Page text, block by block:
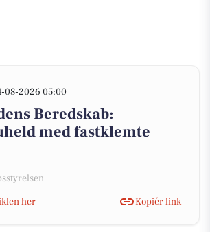
08-2026 05:00
Beredskab:
med fastklemte
her
Kopiér link